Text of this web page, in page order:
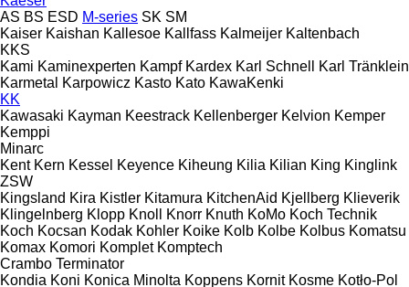
AS BS ESD M-series SK SM
Kaiser Kaishan Kallesoe Kallfass Kalmeijer Kaltenbach
KKS
Kami Kaminexperten Kampf Kardex Karl Schnell
Karl Tränklein
Karmetal
Karpowicz Kasto Kato KawaKenki
KK
Kawasaki Kayman Keestrack Kellenberger Kelvion Kemper
Kemppi
Minarc
Kent Kern Kessel Keyence Kiheung Kilia Kilian King Kinglink
ZSW
Kingsland Kira Kistler Kitamura KitchenAid Kjellberg Klieverik
Klingelnberg Klopp Knoll Knorr Knuth KoMo Koch Technik
Koch Kocsan Kodak Kohler Koike Kolb Kolbe Kolbus Komatsu
Komax Komori Komplet Komptech
Crambo Terminator
Kondia Koni Konica Minolta Koppens Kornit Kosme Kotło-Pol